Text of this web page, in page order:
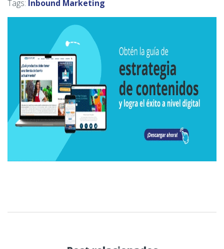
Tags: Inbound Marketing